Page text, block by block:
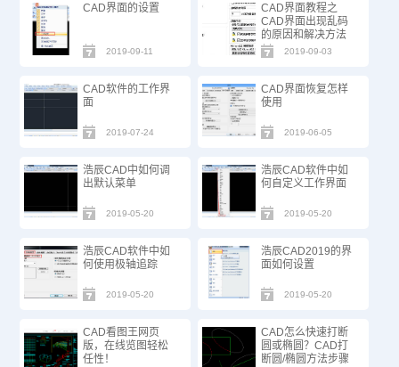
CAD界面的设置
2019-09-11
CAD界面教程之
CAD界面出现乱码
的原因和解决方法
2019-09-03
CAD软件的工作界
面
2019-07-24
CAD界面恢复怎样
使用
2019-06-05
浩辰CAD中如何调
出默认菜单
2019-05-20
浩辰CAD软件中如
何自定义工作界面
2019-05-20
浩辰CAD软件中如
何使用极轴追踪
2019-05-20
浩辰CAD2019的界
面如何设置
2019-05-20
CAD看图王网页
版，在线览图轻松
任性！
CAD怎么快速打断
圆或椭圆？CAD打
断圆/椭圆方法步骤